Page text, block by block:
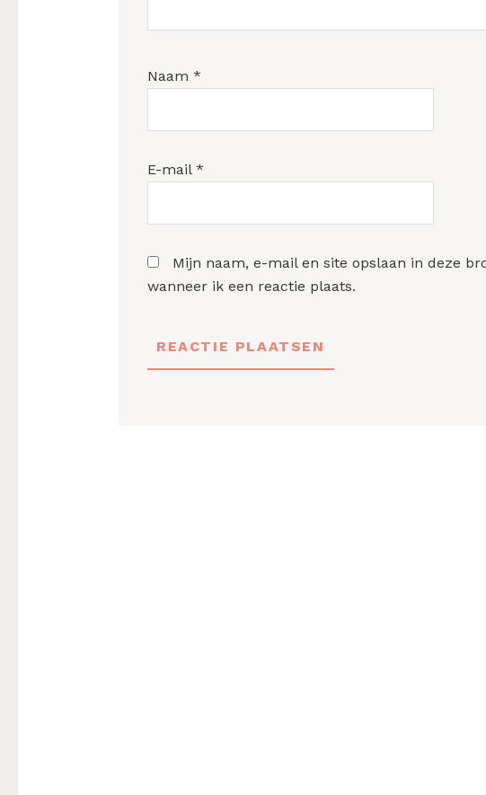
Naam *
E-mail *
Mijn naam, e-mail en site opslaan in deze
wanneer ik een reactie plaats.